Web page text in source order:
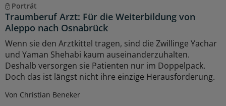
Porträt
Traumberuf Arzt: Für die Weiterbildung von
Aleppo nach Osnabrück
Wenn sie den Arztkittel tragen, sind die Zwillinge Yachar
und Yaman Shehabi kaum auseinanderzuhalten.
Deshalb versorgen sie Patienten nur im Doppelpack.
Doch das ist längst nicht ihre einzige Herausforderung.
Von Christian Beneker